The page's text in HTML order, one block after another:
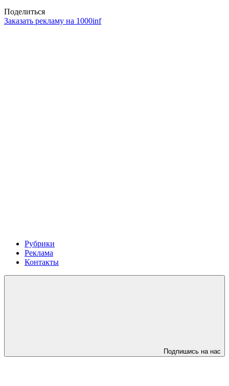
Поделиться
Заказать рекламу на 1000inf
Рубрики
Реклама
Контакты
Подпишись на нас